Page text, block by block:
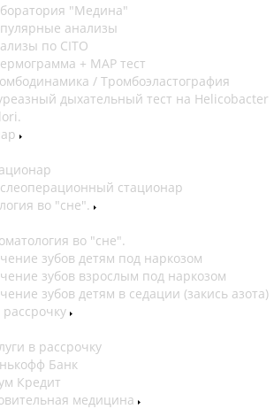
"Медина"
анализы
по CITO
+ МАР тест
/ Тромбоэластография
дыхательный тест на Helicobacter
стационар
во "сне".
во "сне".
зубов детям под наркозом
зубов взрослым под наркозом
зубов детям в седации (закись азота)
рассрочку
в рассрочку
Банк
Кредит
медицина